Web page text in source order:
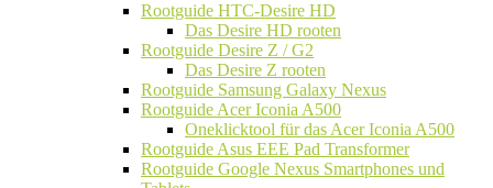
Rootguide HTC-Desire HD
Das Desire HD rooten
Rootguide Desire Z / G2
Das Desire Z rooten
Rootguide Samsung Galaxy Nexus
Rootguide Acer Iconia A500
Oneklicktool für das Acer Iconia A500
Rootguide Asus EEE Pad Transformer
Rootguide Google Nexus Smartphones und